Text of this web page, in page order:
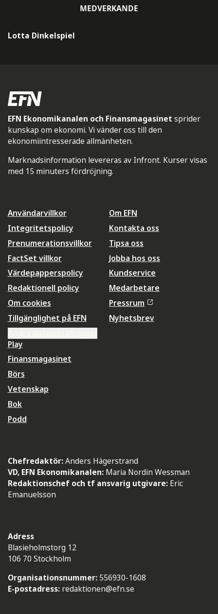
MEDVERKANDE
Lotta Dinkelspiel
EFN Ekonomikanalen och Finansmagasinet sprider
kunskap om ekonomi. Vi vänder oss till den
ekonomiintresserade allmänheten.
Marknadsinformation levereras av Infront. Kurser visas
med 15 minuters fördröjning.
Användarvillkor
Integritetspolicy
Prenumerationsvillkor
FactSet villkor
Värdepapperspolicy
Redaktionell policy
Om cookies
Tillgänglighet på EFN
Om EFN
Kontakta oss
Tipsa oss
Jobba hos oss
Kundservice
Medarbetare
Pressrum
Nyhetsbrev
Play
Finansmagasinet
Börs
Vetenskap
Bok
Podd
Chefredaktör:Anders Hägerstrand
VD, EFN Ekonomikanalen: Maria Nordin Wessman
Redaktionschef och tf ansvarig utgivare: Eric
Emanuelsson
Adress
Blasieholmstorg 12
106 70 Stockholm
Organisationsnummer: 556930-1608
E-postadress: redaktionen@efn.se